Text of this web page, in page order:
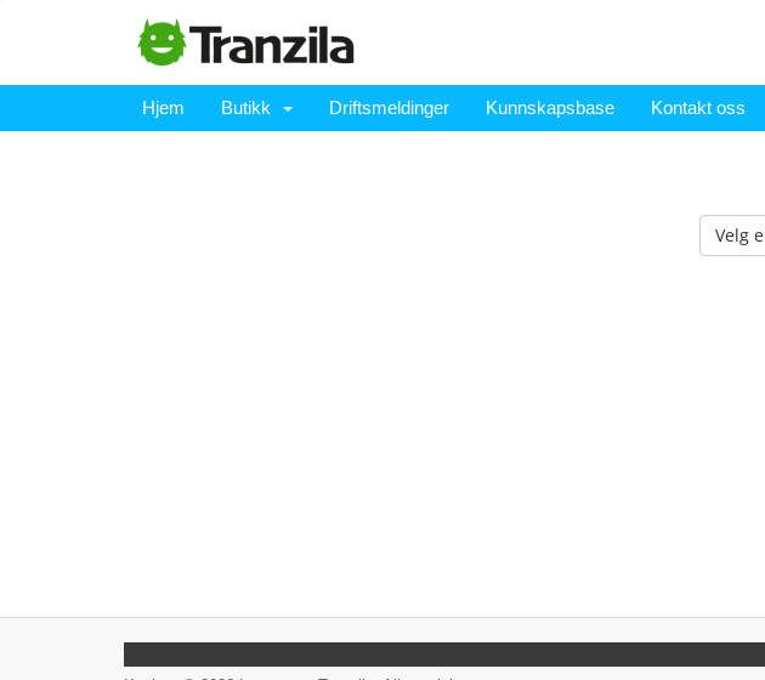
Hjem Butikk Driftsmeldinger Kunnskapsbase Kontakt oss
Velg